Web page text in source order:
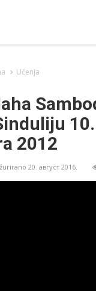
Učenja
10.
2012
20. август 2016.